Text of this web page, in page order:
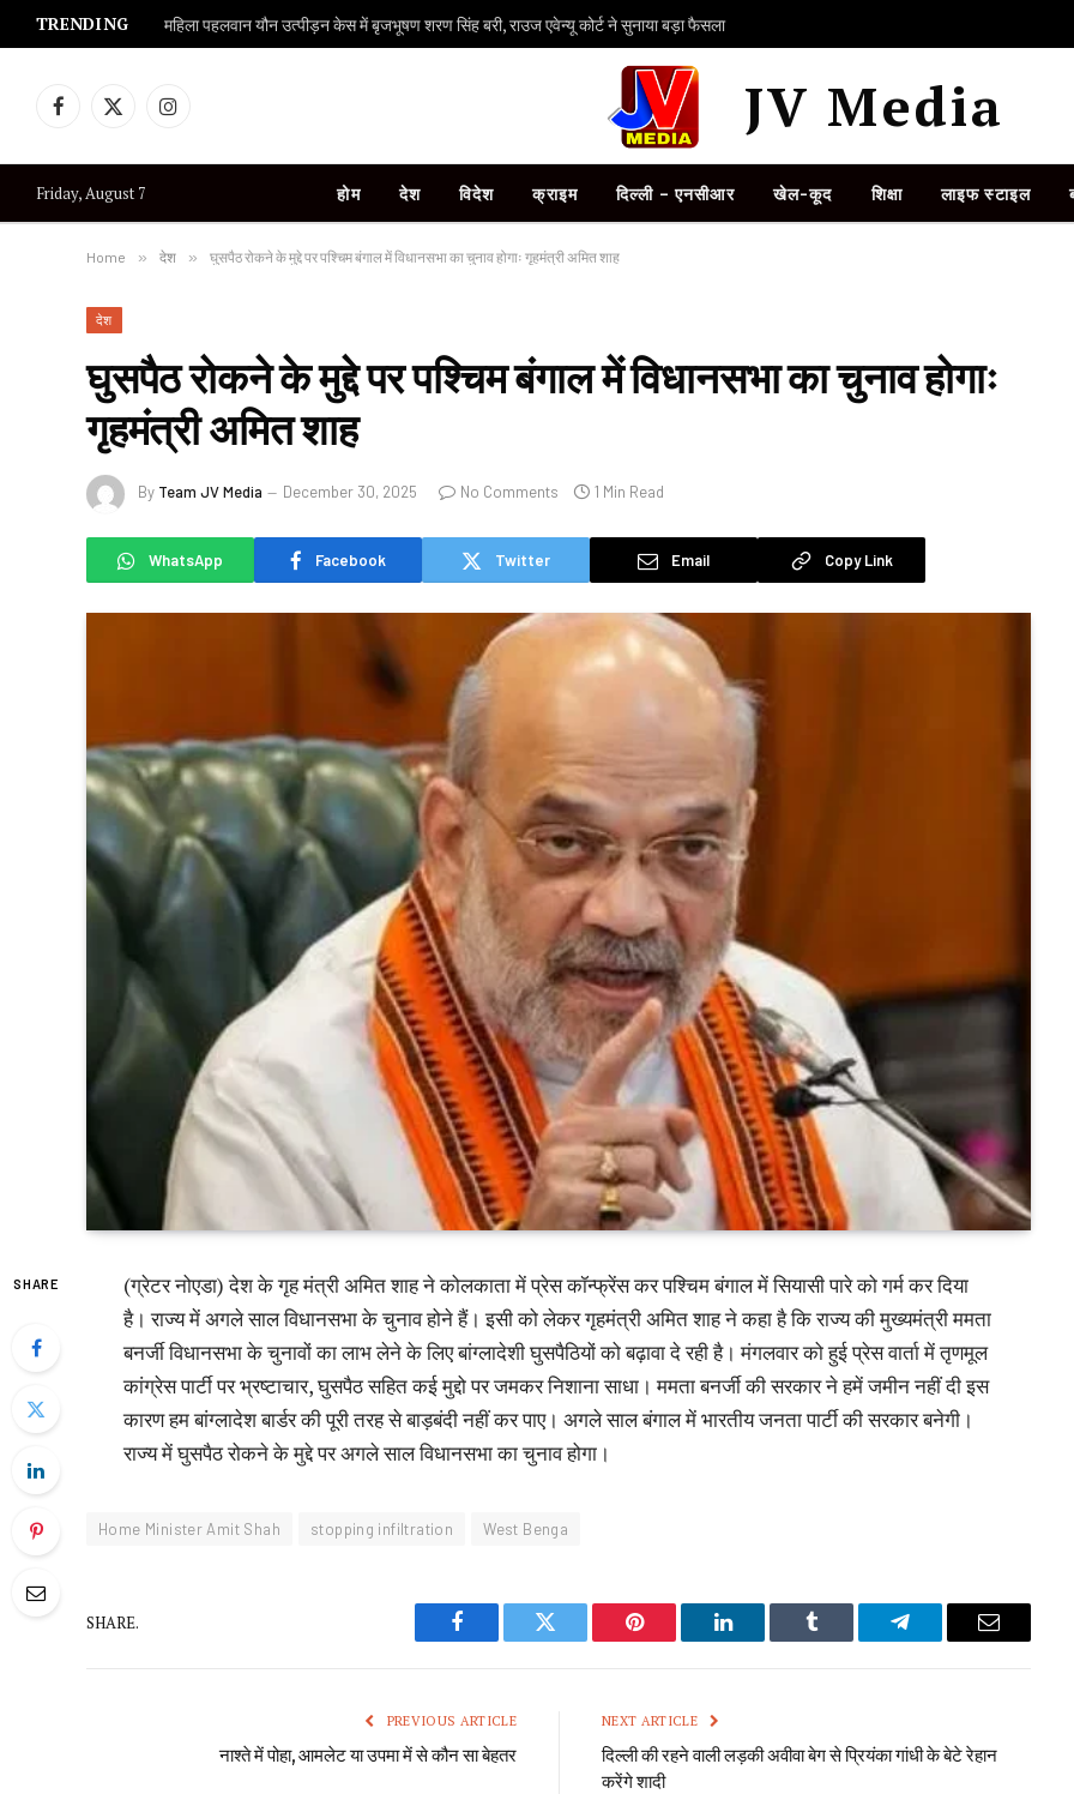
TRENDING महिला पहलवान यौन उत्पीड़न केस में बृजभूषण शरण सिंह बरी, राउज एवेन्यू कोर्ट ने सुनाया बड़ा फैसला
Facebook
X
Instagram JV Media
Friday, August 7 होम देश विदेश क्राइम दिल्ली – एनसीआर खेल-कूद शिक्षा लाइफ स्टाइल
Home » देश » घुसपैठ रोकने के मुद्दे पर पश्चिम बंगाल में विधानसभा का चुनाव होगाः गृहमंत्री अमित शाह
देश
घुसपैठ रोकने के मुद्दे पर पश्चिम बंगाल में विधानसभा का चुनाव होगाः
गृहमंत्री अमित शाह
By Team JV Media December 30, 2025 No Comments 1 Min Read
WhatsApp Facebook Twitter Email Copy Link
SHARE
(ग्रेटर नोएडा) देश के गृह मंत्री अमित शाह ने कोलकाता में प्रेस कॉन्फ्रेंस कर पश्चिम बंगाल में सियासी पारे को गर्म कर दिया
है। राज्य में अगले साल विधानसभा के चुनाव होने हैं। इसी को लेकर गृहमंत्री अमित शाह ने कहा है कि राज्य की मुख्यमंत्री ममता
बनर्जी विधानसभा के चुनावों का लाभ लेने के लिए बांग्लादेशी घुसपैठियों को बढ़ावा दे रही है। मंगलवार को हुई प्रेस वार्ता में तृणमूल
कांग्रेस पार्टी पर भ्रष्टाचार, घुसपैठ सहित कई मुद्दो पर जमकर निशाना साधा। ममता बनर्जी की सरकार ने हमें जमीन नहीं दी इस
कारण हम बांग्लादेश बार्डर की पूरी तरह से बाड़बंदी नहीं कर पाए। अगले साल बंगाल में भारतीय जनता पार्टी की सरकार बनेगी।
राज्य में घुसपैठ रोकने के मुद्दे पर अगले साल विधानसभा का चुनाव होगा।
Home Minister Amit Shah stopping infiltration West Benga
SHARE.
Facebook Twitter Pinterest LinkedIn Tumblr Telegram Email
PREVIOUS ARTICLE
नाश्ते में पोहा, आमलेट या उपमा में से कौन सा बेहतर
NEXT ARTICLE
दिल्ली की रहने वाली लड़की अवीवा बेग से प्रियंका गांधी के बेटे रेहान
करेंगे शादी